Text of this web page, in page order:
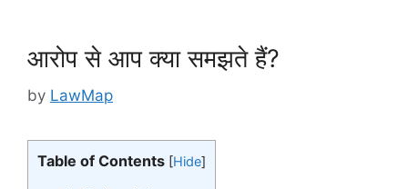
आरोप से आप क्या समझते हैं?
by LawMap
Table of Contents [Hide]